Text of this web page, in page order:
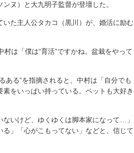
ヌ）と大九明子監督が登壇した。
た主人公タカコ（黒川）が、婚活に励む
は「僕は“育活”ですかね。盆栽をやって
る”を指摘されると、中村は「自分でも
をいっぱい持っている。ペットも大好き
いけど、ゆくゆくは脚本家になって…」
」「心がこもってない」などと、信じて